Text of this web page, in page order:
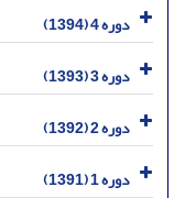
دوره 4 (1394)
دوره 3 (1393)
دوره 2 (1392)
دوره 1 (1391)